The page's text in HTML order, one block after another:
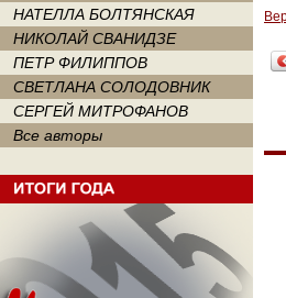
НАТЕЛЛА БОЛТЯНСКАЯ
НИКОЛАЙ СВАНИДЗЕ
ПЕТР ФИЛИППОВ
СВЕТЛАНА СОЛОДОВНИК
СЕРГЕЙ МИТРОФАНОВ
Все авторы